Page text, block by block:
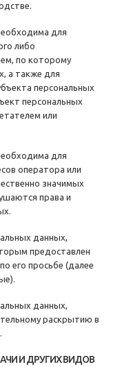
для
либо
по которому
а также для
персональных
персональных
или
для
оператора или
значимых
права и
данных,
предоставлен
его просьбе (далее
данных,
раскрытию в
И ДРУГИХ ВИДОВ